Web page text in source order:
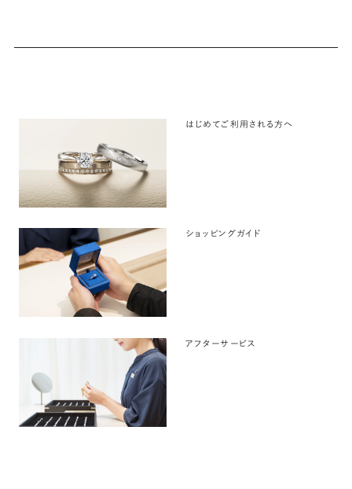
はじめてご利用される方へ
ショッピングガイド
アフターサービス